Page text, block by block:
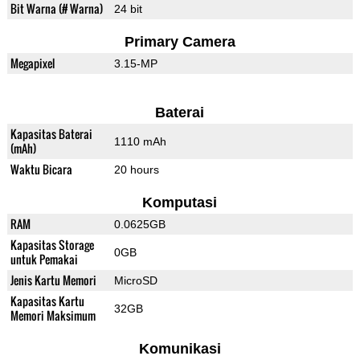
Bit Warna (# Warna) 24 bit
Primary Camera
Megapixel 3.15-MP
Baterai
Kapasitas Baterai
(mAh)
1110 mAh
Waktu Bicara 20 hours
Komputasi
RAM 0.0625GB
Kapasitas Storage
untuk Pemakai
0GB
Jenis Kartu Memori MicroSD
Kapasitas Kartu
Memori Maksimum
32GB
Komunikasi